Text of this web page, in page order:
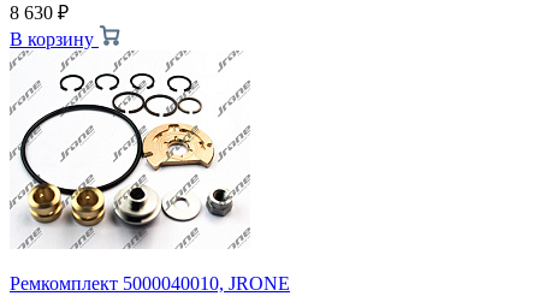
8 630 ₽
В корзину
Ремкомплект 5000040010, JRONE